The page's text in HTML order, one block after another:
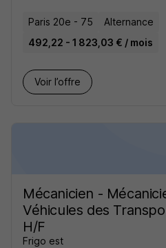
Paris 20e - 75
Alternance
492,22 - 1 823,03 € / mois
Voir l’offre
Mécanicien -
Véhicules des
H/F
Frigo est